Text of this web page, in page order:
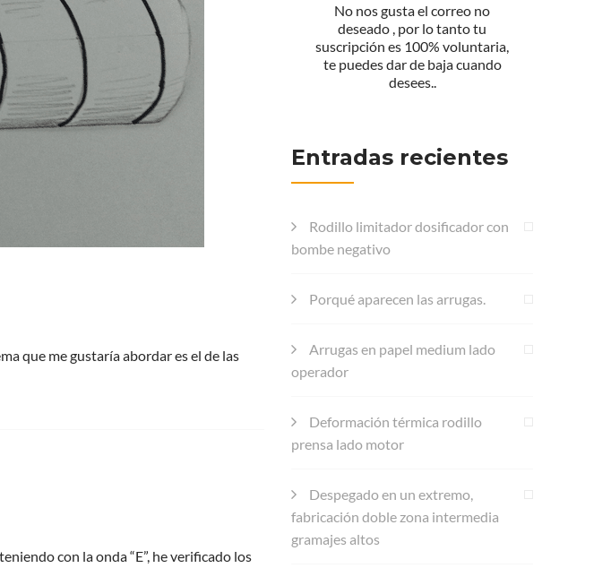
que me gustaría abordar es el de las
con la onda “E”, he verificado los
No nos gusta el correo no
deseado , por lo tanto tu
suscripción es 100% voluntaria,
te puedes dar de baja cuando
desees..
Entradas recientes
Rodillo limitador dosificador con
bombe negativo
Porqué aparecen las arrugas.
Arrugas en papel medium lado
operador
Deformación térmica rodillo
prensa lado motor
Despegado en un extremo,
fabricación doble zona intermedia
gramajes altos